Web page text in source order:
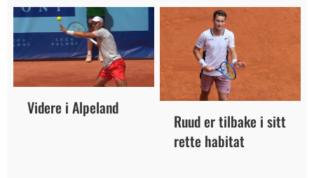
Videre i Alpeland
Ruud er tilbake i sitt
rette habitat